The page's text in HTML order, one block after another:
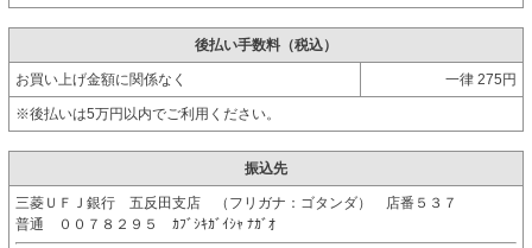
後払い手数料（税込）
お買い上げ金額に関係なく 一律 275円
※後払いは5万円以内でご利用ください。
振込先
三菱ＵＦＪ銀行 五反田支店 （フリガナ：ゴタンダ） 店番５３７
普通 ００７８２９５ ｶﾌﾞｼｷｶﾞｲｼｬ ﾅｶﾞｵ